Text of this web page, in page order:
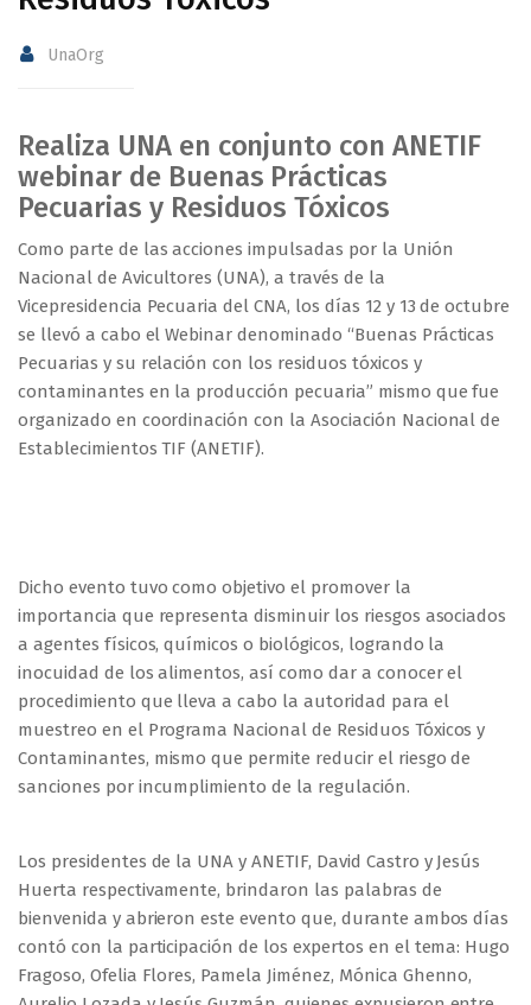
UnaOrg
Realiza UNA en conjunto con ANETIF
webinar de Buenas Prácticas
Pecuarias y Residuos Tóxicos
Como parte de las acciones impulsadas por la Unión
Nacional de Avicultores (UNA), a través de la
Vicepresidencia Pecuaria del CNA, los días 12 y 13 de octubre
se llevó a cabo el Webinar denominado “Buenas Prácticas
Pecuarias y su relación con los residuos tóxicos y
contaminantes en la producción pecuaria” mismo que fue
organizado en coordinación con la Asociación Nacional de
Establecimientos TIF (ANETIF).
Dicho evento tuvo como objetivo el promover la
importancia que representa disminuir los riesgos asociados
a agentes físicos, químicos o biológicos, logrando la
inocuidad de los alimentos, así como dar a conocer el
procedimiento que lleva a cabo la autoridad para el
muestreo en el Programa Nacional de Residuos Tóxicos y
Contaminantes, mismo que permite reducir el riesgo de
sanciones por incumplimiento de la regulación.
Los presidentes de la UNA y ANETIF, David Castro y Jesús
Huerta respectivamente, brindaron las palabras de
bienvenida y abrieron este evento que, durante ambos días
contó con la participación de los expertos en el tema: Hugo
Fragoso, Ofelia Flores, Pamela Jiménez, Mónica Ghenno,